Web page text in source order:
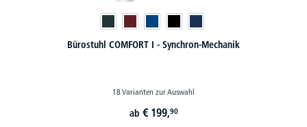
XXL-Bürostuhl CONTROL 24 - bis 200 kg belastbar
3 Varianten zur Auswahl
ab€